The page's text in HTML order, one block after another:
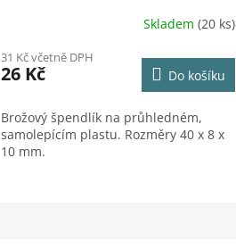
Skladem (20 ks)
31 Kč včetně DPH
26 Kč Do košíku
Brožový špendlík na průhledném,
samolepícím plastu. Rozměry 40 x 8 x
10 mm.